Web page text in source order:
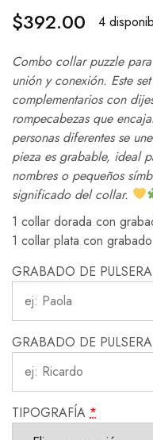
$392.00 4
Combo collar puzzle
unión y conexión. Este
complementarios con
rompecabezas que
personas diferentes se
pieza es grabable, ideal
nombres o pequeños
significado del collar.
1 collar dorada con
1 collar plata con
GRABADO DE
GRABADO DE
TIPOGRAFÍA *